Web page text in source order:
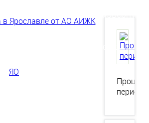
Развернуть
меню
период